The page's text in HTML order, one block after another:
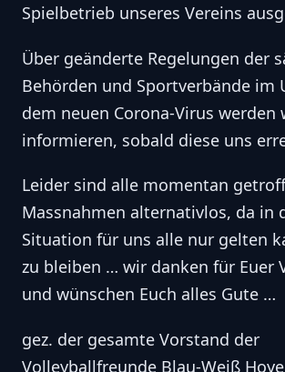
Spielbetrieb unseres Vereins
Über geänderte Regelungen der
Behörden und Sportverbände im
dem neuen Corona-Virus werden
informieren, sobald diese uns
Leider sind alle momentan
Massnahmen alternativlos, da in
Situation für uns alle nur gelten
zu bleiben … wir danken für Euer
und wünschen Euch alles Gute …
gez. der gesamte Vorstand der
Volleyballfreunde Blau-Weiß